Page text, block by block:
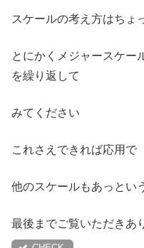
スケールの考え方はちょ
とにかくメジャースケー
を繰り返して
みてください
これさえできれば応用で
他のスケールもあっとい
最後までご覧いただきあ